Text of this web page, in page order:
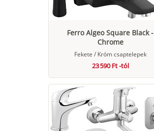
Ferro Algeo Square Black -
Chrome
Fekete / Króm csaptelepek
23 590 Ft -tól